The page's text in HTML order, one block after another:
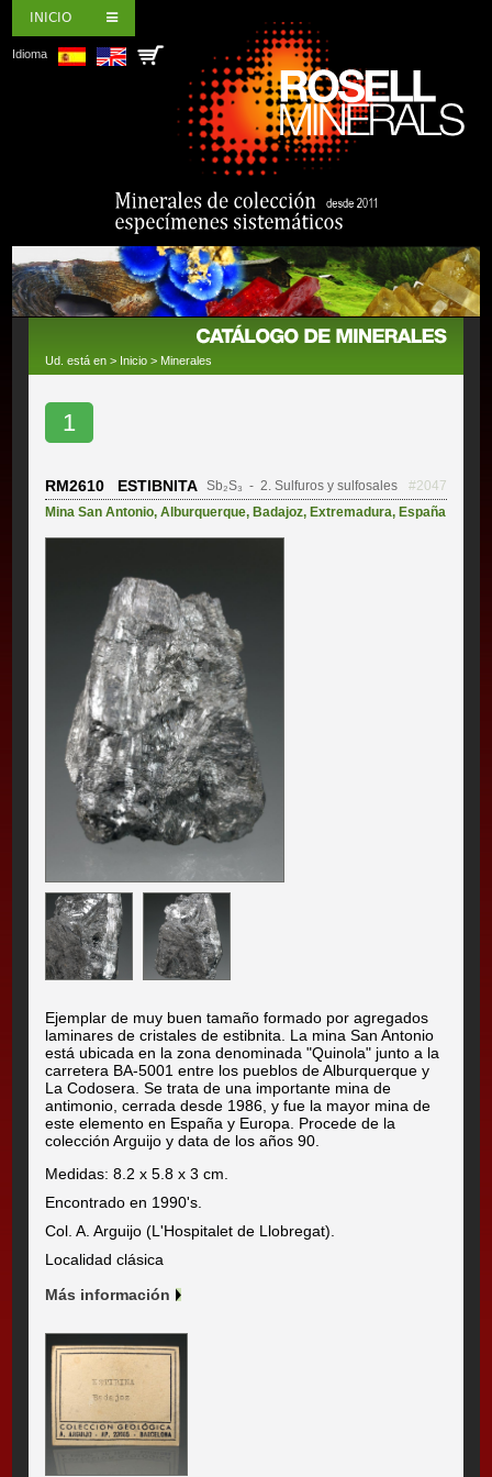
INICIO
Idioma
Ud. está en > Inicio > Minerales
1
RM2610 ESTIBNITA Sb₂S₃ - 2. Sulfuros y sulfosales
#2047
Mina San Antonio,Alburquerque,Badajoz,Extremadura,España
Ejemplar de muy buen tamaño formado por agregados
laminares de cristales de estibnita. La mina San Antonio
está ubicada en la zona denominada "Quinola" junto a la
carretera BA-5001 entre los pueblos de Alburquerque y
La Codosera. Se trata de una importante mina de
antimonio, cerrada desde 1986, y fue la mayor mina de
este elemento en España y Europa. Procede de la
colección Arguijo y data de los años 90.
Medidas: 8.2 x 5.8 x 3 cm.
Encontrado en 1990's.
Col. A. Arguijo (L'Hospitalet de Llobregat).
Localidad clásica
Más información